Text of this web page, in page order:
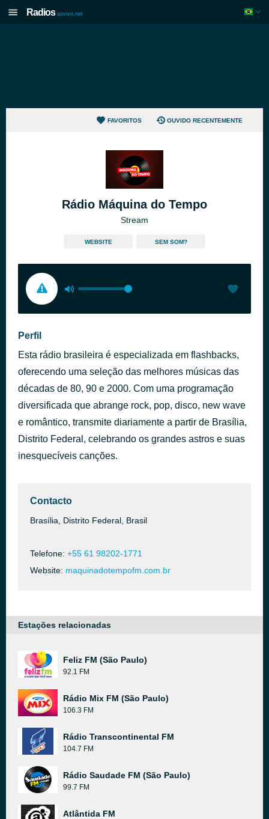
Radios aovivo.net
FAVORITOS OUVIDO RECENTEMENTE
Rádio Máquina do Tempo
Stream
WEBSITE SEM SOM?
Perfil
Esta rádio brasileira é especializada em flashbacks,
oferecendo uma seleção das melhores músicas das
décadas de 80, 90 e 2000. Com uma programação
diversificada que abrange rock, pop, disco, new wave
e romântico, transmite diariamente a partir de Brasília,
Distrito Federal, celebrando os grandes astros e suas
inesquecíveis canções.
Contacto
Brasília, Distrito Federal, Brasil
Telefone: +55 61 98202-1771
Website: maquinadotempofm.com.br
Estações relacionadas
Feliz FM (São Paulo)
92.1 FM
Rádio Mix FM (São Paulo)
106.3 FM
Rádio Transcontinental FM
104.7 FM
Rádio Saudade FM (São Paulo)
99.7 FM
Atlântida FM